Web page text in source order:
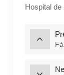
Hospital